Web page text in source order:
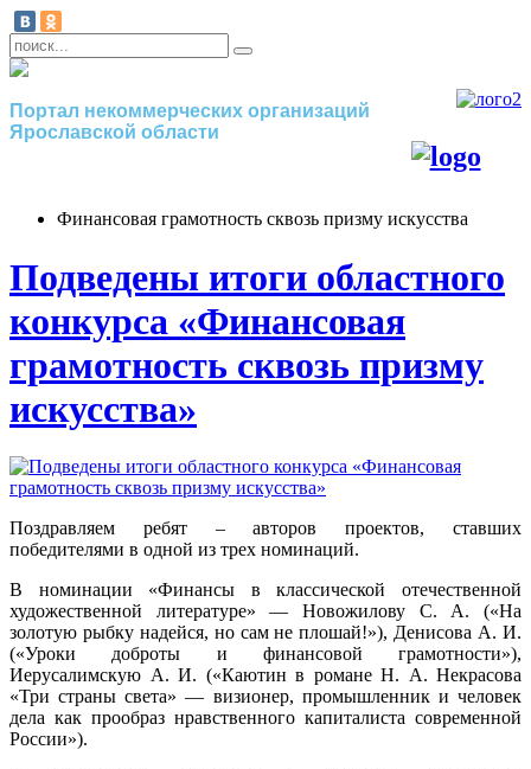
Портал некоммерческих организаций
Ярославской области
Финансовая грамотность сквозь призму искусства
Подведены итоги областного
конкурса «Финансовая
грамотность сквозь призму
искусства»
Поздравляем ребят – авторов проектов, ставших
победителями в одной из трех номинаций.
В номинации «Финансы в классической отечественной
художественной литературе» — Новожилову С. А. («На
золотую рыбку надейся, но сам не плошай!»), Денисова А. И.
(«Уроки доброты и финансовой грамотности»),
Иерусалимскую А. И. («Каютин в романе Н. А. Некрасова
«Три страны света» — визионер, промышленник и человек
дела как прообраз нравственного капиталиста современной
России»).